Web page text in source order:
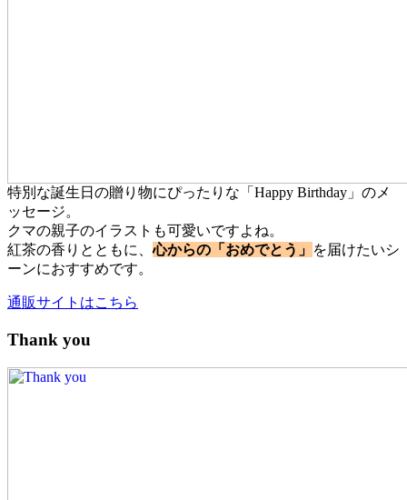
特別な誕生日の贈り物にぴったりな「Happy Birthday」のメ
ッセージ。
クマの親子のイラストも可愛いですよね。
紅茶の香りとともに、心からの「おめでとう」 を届けたいシ
ーンにおすすめです。
通販サイトはこちら
Thank you